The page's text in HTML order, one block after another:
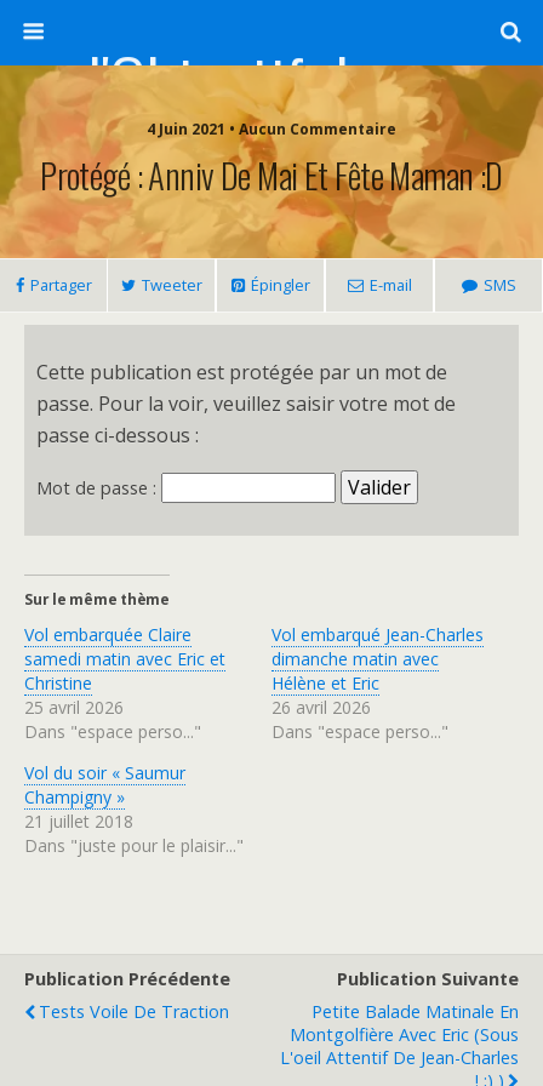
l'Objectif de Clairette
4 Juin 2021 • Aucun Commentaire
Protégé : Anniv De Mai Et Fête Maman :D
Partager Tweeter Épingler E-mail SMS
Cette publication est protégée par un mot de
passe. Pour la voir, veuillez saisir votre mot de
passe ci-dessous :
Mot de passe :
Sur le même thème
Vol embarquée Claire
samedi matin avec Eric et
Christine
25 avril 2026
Dans "espace perso..."
Vol embarqué Jean-Charles
dimanche matin avec
Hélène et Eric
26 avril 2026
Dans "espace perso..."
Vol du soir « Saumur
Champigny »
21 juillet 2018
Dans "juste pour le plaisir..."
Publication Précédente
Tests Voile De Traction
Publication Suivante
Petite Balade Matinale En
Montgolfière Avec Eric (sous
L'oeil Attentif De Jean-Charles
! ;) )